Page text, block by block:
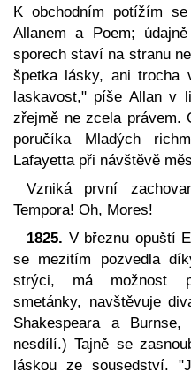
K obchodním potížím
Allanem a Poem;
sporech staví na stranu
špetka lásky, ani trocha
laskavost," píše Allan v
zřejmě ne zcela
poručíka Mladých
Lafayetta při návštěvě
Vzniká první
Tempora! Oh, Mores!
1825. V březnu opuští
se mezitím pozvedla
strýci, má možnost
smetánky, navštěvuje
Shakespeara a
nesdílí.) Tajně se
láskou ze sousedství.